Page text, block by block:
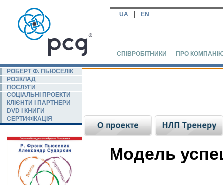
UA EN
СПІВРОБІТНИКИ ПРО
РОБЕРТ Ф. ПЬЮСЕЛIК
РОЗКЛАД
ПОСЛУГИ
СОЦІАЛЬНІ ПРОЕКТИ
КЛІЄНТИ І ПАРТНЕРИ
DVD І КНИГИ
СЕРТИФІКАЦІЯ
Модель